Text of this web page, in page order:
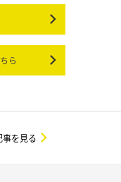
ら
事を見る